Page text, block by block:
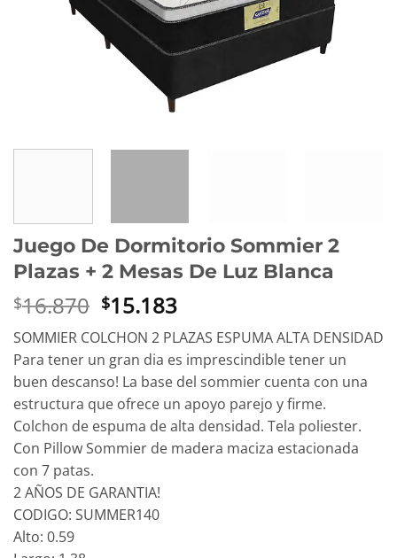
Juego De Dormitorio Sommier 2
Plazas + 2 Mesas De Luz Blanca
$16.870 El
precio
original
era:
$16.870.
$15.183El
precio
actual
es:
$15.183.
SOMMIER COLCHON 2 PLAZAS ESPUMA ALTA DENSIDAD
Para tener un gran dia es imprescindible tener un
buen descanso! La base del sommier cuenta con una
estructura que ofrece un apoyo parejo y firme.
Colchon de espuma de alta densidad. Tela poliester.
Con Pillow Sommier de madera maciza estacionada
con 7 patas.
2 AÑOS DE GARANTIA!
CODIGO: SUMMER140
Alto: 0.59